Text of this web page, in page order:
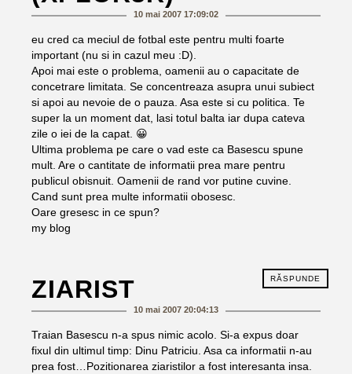
10 mai 2007 17:09:02
eu cred ca meciul de fotbal este pentru multi foarte
important (nu si in cazul meu :D).
Apoi mai este o problema, oamenii au o capacitate de
concetrare limitata. Se concentreaza asupra unui subiect
si apoi au nevoie de o pauza. Asa este si cu politica. Te
super la un moment dat, lasi totul balta iar dupa cateva
zile o iei de la capat. 😀
Ultima problema pe care o vad este ca Basescu spune
mult. Are o cantitate de informatii prea mare pentru
publicul obisnuit. Oamenii de rand vor putine cuvine.
Cand sunt prea multe informatii obosesc.
Oare gresesc in ce spun?
my blog
RĂSPUNDE
ZIARIST
10 mai 2007 20:04:13
Traian Basescu n-a spus nimic acolo. Si-a expus doar
fixul din ultimul timp: Dinu Patriciu. Asa ca informatii n-au
prea fost…Pozitionarea ziaristilor a fost interesanta insa.